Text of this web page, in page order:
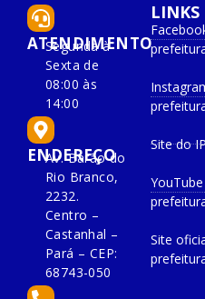
ATENDIMENTO
Segunda à
Sexta de
08:00 às
14:00
ENDEREÇO
Av. Barão do
Rio Branco,
2232.
Centro –
Castanhal –
Pará – CEP:
68743-050
LINKS
Site do
Site